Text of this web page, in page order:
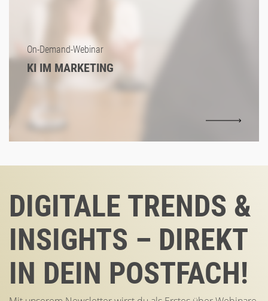
On-Demand-Webinar
KI IM MARKETING
DIGITALE TRENDS &
INSIGHTS – DIREKT
IN DEIN POSTFACH!